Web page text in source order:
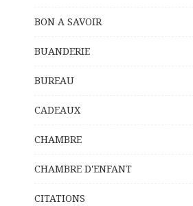
BON A SAVOIR
BUANDERIE
BUREAU
CADEAUX
CHAMBRE
CHAMBRE D'ENFANT
CITATIONS